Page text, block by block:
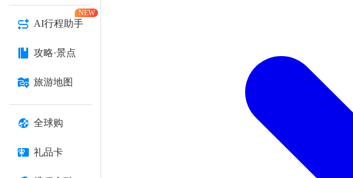
AI行程助手
NEW
攻略·景点
旅游地图
全球购
礼品卡